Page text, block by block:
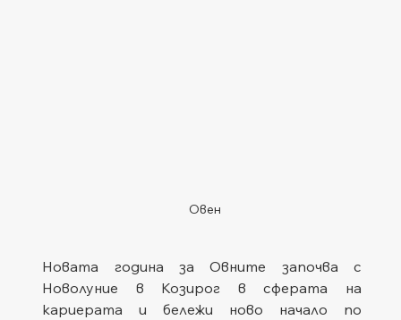
Овен
Новата година за Овните започва с
Новолуние в Козирог в сферата на
кариерата и бележи ново начало по